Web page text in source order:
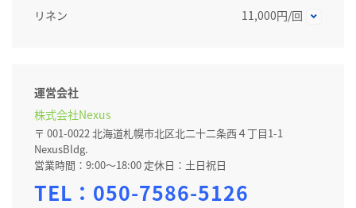
リネン
11,000円/回
運営会社
株式会社Nexus
〒 001-0022 北海道札幌市北区北二十二条西４丁目1-1
NexusBldg.
営業時間：9:00～18:00 定休日：土日祝日
TEL： 050-7586-5126